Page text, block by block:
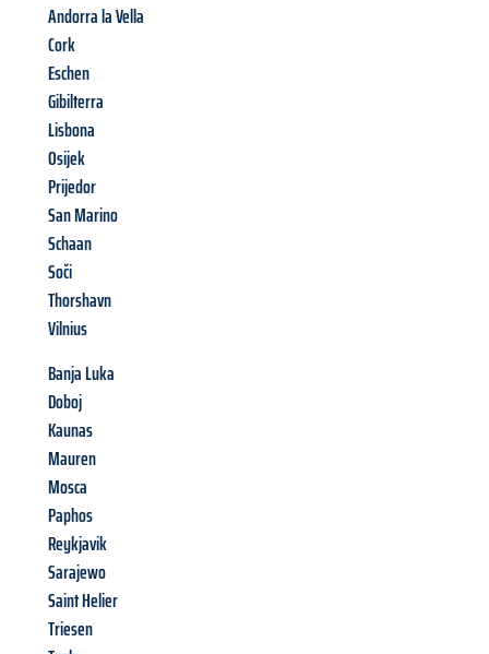
Andorra la Vella
Cork
Eschen
Gibilterra
Lisbona
Osijek
Prijedor
San Marino
Schaan
Soči
Thorshavn
Vilnius
Banja Luka
Doboj
Kaunas
Mauren
Mosca
Paphos
Reykjavik
Sarajewo
Saint Helier
Triesen